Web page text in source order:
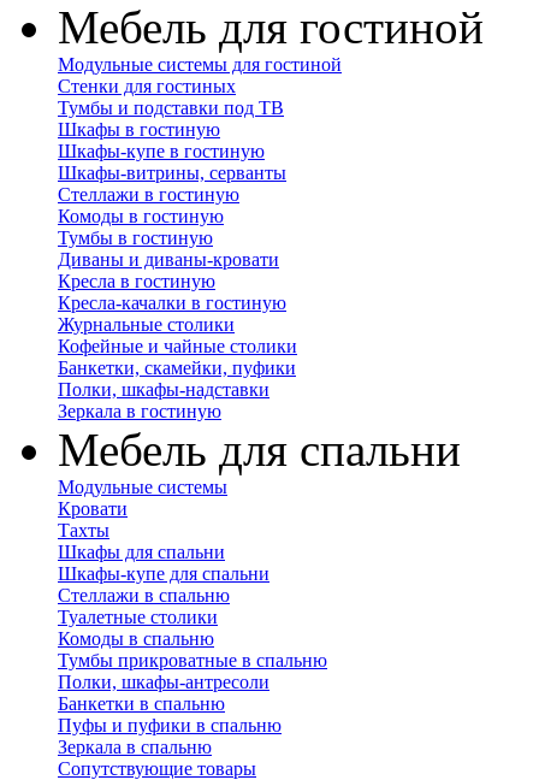
Мебель для гостиной
Модульные системы для гостиной
Стенки для гостиных
Тумбы и подставки под ТВ
Шкафы в гостиную
Шкафы-купе в гостиную
Шкафы-витрины, серванты
Стеллажи в гостиную
Комоды в гостиную
Тумбы в гостиную
Диваны и диваны-кровати
Кресла в гостиную
Кресла-качалки в гостиную
Журнальные столики
Кофейные и чайные столики
Банкетки, скамейки, пуфики
Полки, шкафы-надставки
Зеркала в гостиную
Мебель для спальни
Модульные системы
Кровати
Тахты
Шкафы для спальни
Шкафы-купе для спальни
Стеллажи в спальню
Туалетные столики
Комоды в спальню
Тумбы прикроватные в спальню
Полки, шкафы-антресоли
Банкетки в спальню
Пуфы и пуфики в спальню
Зеркала в спальню
Сопутствующие товары